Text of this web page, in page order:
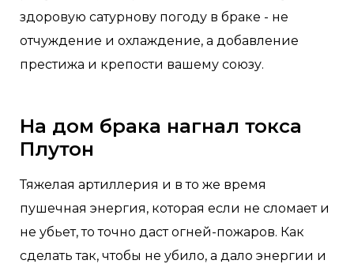
здоровую сатурнову погоду в браке - не
отчуждение и охлаждение, а добавление
престижа и крепости вашему союзу.
На дом брака нагнал токса
Плутон
Тяжелая артиллерия и в то же время
пушечная энергия, которая если не сломает и
не убьет, то точно даст огней-пожаров. Как
сделать так, чтобы не убило, а дало энергии и